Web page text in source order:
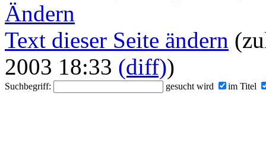
Ändern
Text dieser Seite ändern
2003 18:33 (diff))
Suchbegriff: gesucht wird im Titel